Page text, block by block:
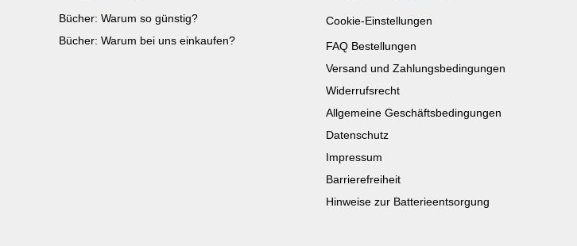
Bücher: Warum so günstig?
Bücher: Warum bei uns einkaufen?
Cookie-Einstellungen
FAQ Bestellungen
Versand und Zahlungsbedingungen
Widerrufsrecht
Allgemeine Geschäftsbedingungen
Datenschutz
Impressum
Barrierefreiheit
Hinweise zur Batterieentsorgung